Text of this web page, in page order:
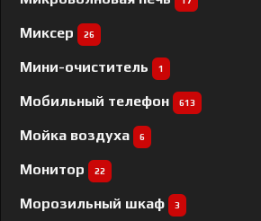
Миксер 26
Мини-очиститель 1
Мобильный телефон 613
Мойка воздуха 6
Монитор 22
Морозильный шкаф 3